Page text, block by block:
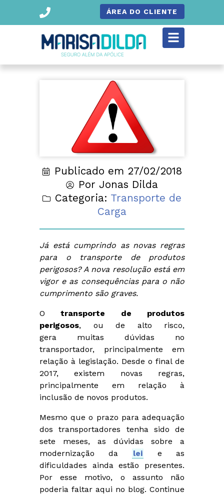
ÁREA DO CLIENTE
Publicado em 27/02/2018
Por Jonas Dilda
Categoria: Transporte de
Carga
Já está cumprindo as novas regras
para o transporte de produtos
perigosos? A nova resolução está em
vigor e as consequências para o não
cumprimento são graves.
Otransporte de produtos
perigosos, ou de alto risco,
gera muitas dúvidas no
transportador, principalmente em
relação à legislação. Desde o final de
2017, existem novas regras,
principalmente em relação à
inclusão de novos produtos.
Mesmo que o prazo para adequação
dos transportadores tenha sido de
sete meses, as dúvidas sobre a
modernização da
lei
e as
dificuldades ainda estão presentes.
Por esse motivo, o assunto não
poderia faltar aqui no blog. Continue